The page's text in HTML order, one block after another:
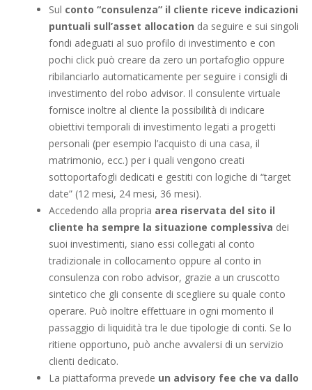
Sul conto “consulenza” il cliente riceve indicazioni
puntuali sull’asset allocation da seguire e sui singoli
fondi adeguati al suo profilo di investimento e con
pochi click può creare da zero un portafoglio oppure
ribilanciarlo automaticamente per seguire i consigli di
investimento del robo advisor. Il consulente virtuale
fornisce inoltre al cliente la possibilità di indicare
obiettivi temporali di investimento legati a progetti
personali (per esempio l’acquisto di una casa, il
matrimonio, ecc.) per i quali vengono creati
sottoportafogli dedicati e gestiti con logiche di “target
date” (12 mesi, 24 mesi, 36 mesi).
Accedendo alla propria area riservata del sito il
cliente ha sempre la situazione complessiva dei
suoi investimenti, siano essi collegati al conto
tradizionale in collocamento oppure al conto in
consulenza con robo advisor, grazie a un cruscotto
sintetico che gli consente di scegliere su quale conto
operare. Può inoltre effettuare in ogni momento il
passaggio di liquidità tra le due tipologie di conti. Se lo
ritiene opportuno, può anche avvalersi di un servizio
clienti dedicato.
La piattaforma prevede un advisory fee che va dallo